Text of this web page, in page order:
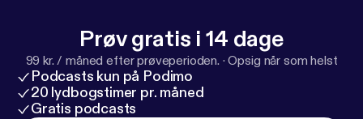
Prøv gratis i 14 dage
99 kr. / måned efter prøveperioden. ·Opsig når som helst
Podcasts kun på Podimo
20 lydbogstimer pr. måned
Gratis podcasts